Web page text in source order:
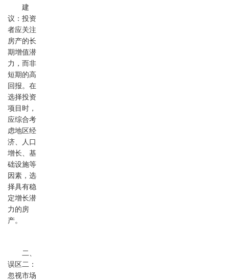
建
议：投资
者应关注
房产的长
期增值潜
力，而非
短期的高
回报。在
选择投资
项目时，
应综合考
虑地区经
济、人口
增长、基
础设施等
因素，选
择具有稳
定增长潜
力的房
产。
二、
误区二：
忽视市场